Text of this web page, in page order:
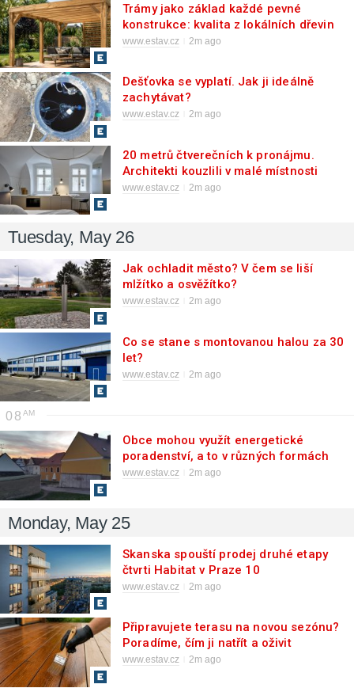
Trámy jako základ každé pevné
konstrukce: kvalita z lokálních dřevin
se vyplácí
www.estav.cz 2m ago
Dešťovka se vyplatí. Jak ji ideálně
zachytávat?
www.estav.cz 2m ago
20 metrů čtverečních k pronájmu.
Architekti kouzlili v malé místnosti
historického objektu
www.estav.cz 2m ago
Tuesday, May 26
Jak ochladit město? V čem se liší
mlžítko a osvěžítko?
www.estav.cz 2m ago
Co se stane s montovanou halou za 30
let?
www.estav.cz 2m ago
08
Obce mohou využít energetické
poradenství, a to v různých formách
www.estav.cz 2m ago
Monday, May 25
Skanska spouští prodej druhé etapy
čtvrti Habitat v Praze 10
www.estav.cz 2m ago
Připravujete terasu na novou sezónu?
Poradíme, čím ji natřít a oživit
www.estav.cz 2m ago